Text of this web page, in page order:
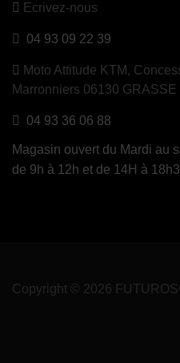
Ecrivez-nous
04 93 09 22 39
Moto Attitude KTM,
Marronniers 06130 GRASSE
04 93 36 06 88
Magasin ouvert du Mardi au
de 9h à 12h et de 14H à
Copyright © 2026